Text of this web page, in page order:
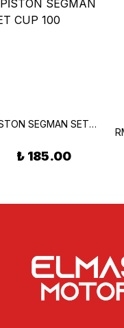
PİSTON SEGMAN SET CUP 100
₺ 185.00